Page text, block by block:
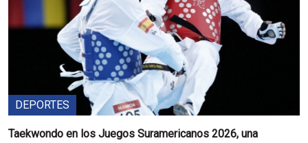
DEPORTES
Taekwondo en los Juegos Suramericanos 2026, una